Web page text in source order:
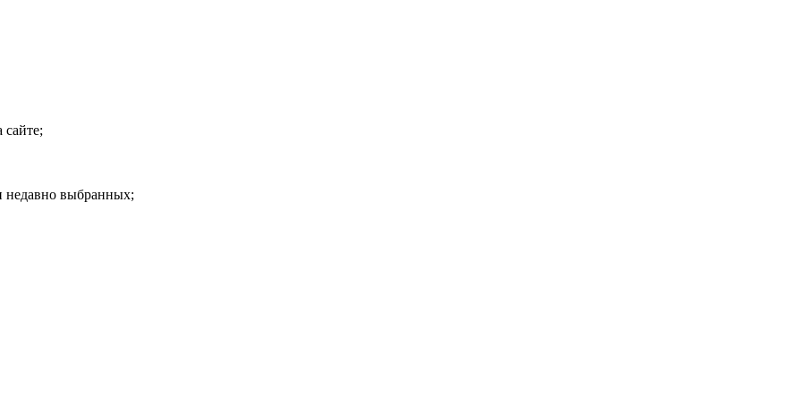
сайте;
недавно выбранных;